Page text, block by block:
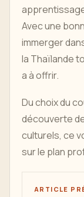
Avec une
immerger
la Thaïlande
a à offrir.
Du choix du
découverte
culturels, ce
sur le plan
ARTICLE